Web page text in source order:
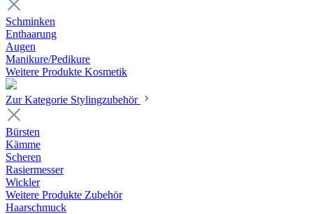
Schminken
Enthaarung
Augen
Manikure/Pedikure
Weitere Produkte Kosmetik
Zur Kategorie Stylingzubehör
Bürsten
Kämme
Scheren
Rasiermesser
Wickler
Weitere Produkte Zubehör
Haarschmuck